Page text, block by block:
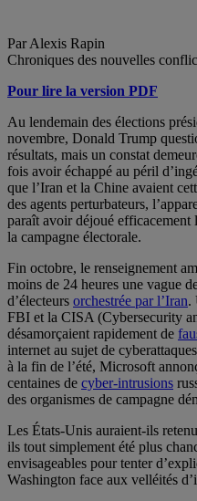
Par Alexis Rapin
Chroniques des nouvelles
Pour lire la version PDF
Au lendemain des élections
novembre, Donald Trump
résultats, mais un constat
fois avoir échappé au péril
que l’Iran et la Chine avaient
des agents perturbateurs,
paraît avoir déjoué efficacement
la campagne électorale.
Fin octobre, le renseignement
moins de 24 heures une vague
d’électeurs orchestrée par l’Iran.
FBI et la CISA (Cybersecurity
désamorçaient rapidement de
internet au sujet de
à la fin de l’été, Microsoft
centaines de cyber-intrusions
des organismes de campagne
Les États-Unis auraient-ils
ils tout simplement été plus
envisageables pour tenter
Washington face aux velléités